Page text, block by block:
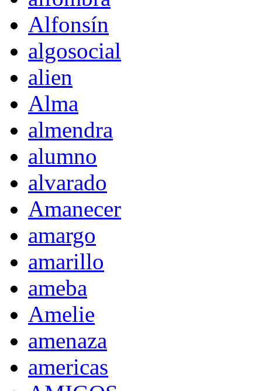
Alfonsín
algosocial
alien
Alma
almendra
alumno
alvarado
Amanecer
amargo
amarillo
ameba
Amelie
amenaza
americas